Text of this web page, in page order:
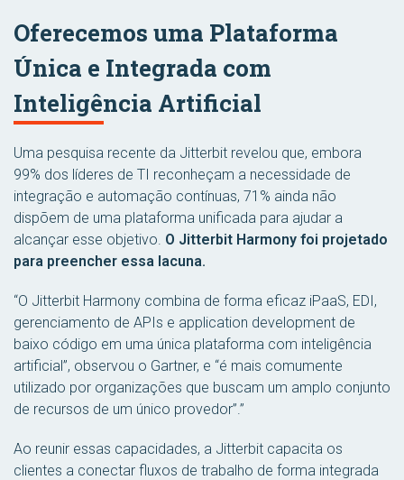
Oferecemos uma Plataforma
Única e Integrada com
Inteligência Artificial
Uma pesquisa recente da Jitterbit revelou que, embora
99% dos líderes de TI reconheçam a necessidade de
integração e automação contínuas, 71% ainda não
dispõem de uma plataforma unificada para ajudar a
alcançar esse objetivo. O Jitterbit Harmony foi projetado
para preencher essa lacuna.
“O Jitterbit Harmony combina de forma eficaz iPaaS, EDI,
gerenciamento de APIs e application development de
baixo código em uma única plataforma com inteligência
artificial”, observou o Gartner, e “é mais comumente
utilizado por organizações que buscam um amplo conjunto
de recursos de um único provedor”.”
Ao reunir essas capacidades, a Jitterbit capacita os
clientes a conectar fluxos de trabalho de forma integrada